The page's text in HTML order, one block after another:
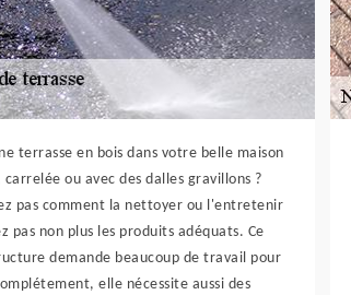
terrasse en bois dans votre belle maison
ou avec des dalles gravillons ?
pas comment la nettoyer ou l'entretenir
pas non plus les produits adéquats. Ce
demande beaucoup de travail pour
elle nécessite aussi des